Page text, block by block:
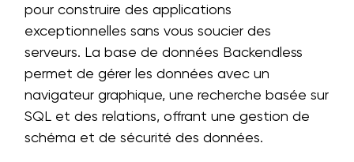
pour construire des applications
exceptionnelles sans vous soucier des
serveurs. La base de données Backendless
permet de gérer les données avec un
navigateur graphique, une recherche basée sur
SQL et des relations, offrant une gestion de
schéma et de sécurité des données.